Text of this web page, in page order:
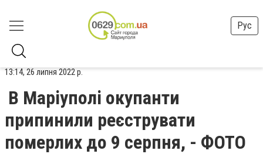
Рус
13:14, 26 липня 2022 р.
В Маріуполі окупанти
припинили реєструвати
померлих до 9 серпня, - ФОТО